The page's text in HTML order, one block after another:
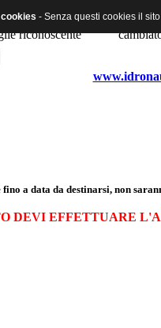
a data da destinarsi, non
DEVI EFFETTUARE
cookies - Senza questi cookies il